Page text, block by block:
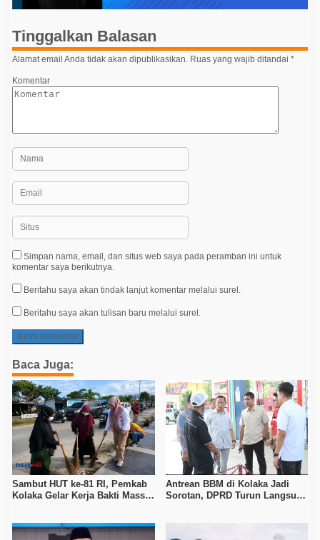
i
p
o
s
Tinggalkan Balasan
Alamat email Anda tidak akan dipublikasikan. Ruas yang wajib ditandai *
Komentar
Simpan nama, email, dan situs web saya pada peramban ini untuk
komentar saya berikutnya.
Beritahu saya akan tindak lanjut komentar melalui surel.
Beritahu saya akan tulisan baru melalui surel.
Baca Juga:
Sambut HUT ke-81 RI, Pemkab
Kolaka Gelar Kerja Bakti Massal
Antrean BBM di Kolaka Jadi
Sorotan, DPRD Turun Langsung